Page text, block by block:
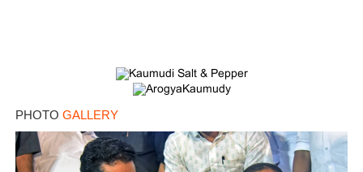
PHOTO GALLERY